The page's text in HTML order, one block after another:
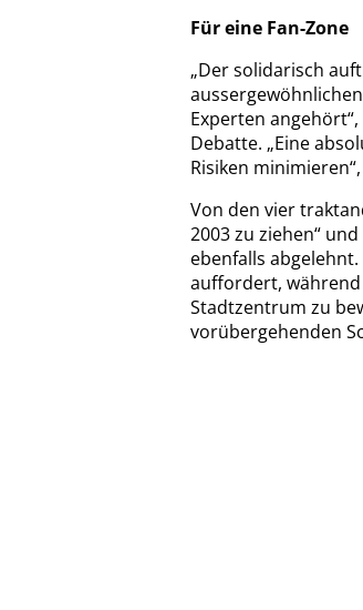
Für eine Fan-Zone
„Der solidarisch
Experten
Debatte. „Eine
Risiken
Von den vier
2003 zu ziehen“
ebenfalls
auffordert, während
Stadtzentrum zu
vorübergehenden